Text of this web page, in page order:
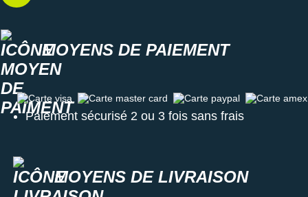
MOYENS DE PAIEMENT
Carte visa Carte master card Carte paypal Carte amex
Paiement sécurisé 2 ou 3 fois sans frais
MOYENS DE LIVRAISON